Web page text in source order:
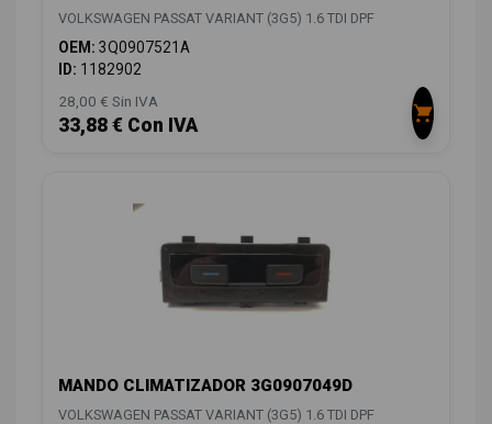
VOLKSWAGEN PASSAT VARIANT (3G5) 1.6 TDI DPF
OEM: 3Q0907521A
ID: 1182902
28,00 € Sin IVA
33,88 € Con IVA
MANDO CLIMATIZADOR 3G0907049D
VOLKSWAGEN PASSAT VARIANT (3G5) 1.6 TDI DPF